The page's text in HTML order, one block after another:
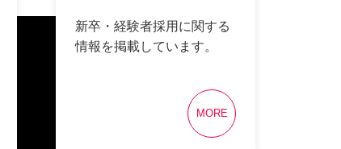
新卒・経験者採用に関する
情報を掲載しています。
MORE